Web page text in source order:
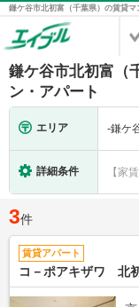
鎌ケ谷市北初富（
ン・アパート
エリア -鎌ケ
詳細条件 【家
3件
賃貸アパート
コ－ポアキザワ 北